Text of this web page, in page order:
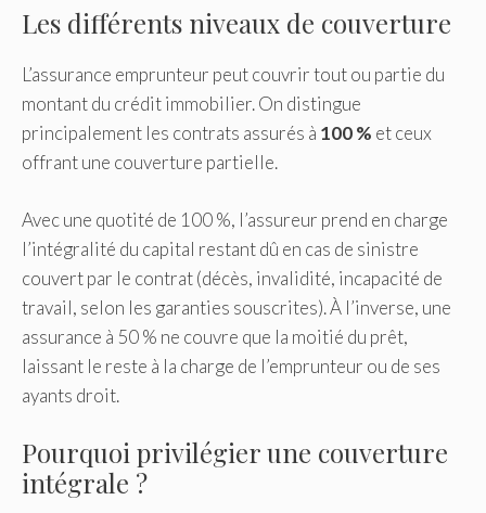
Les différents niveaux de couverture
L’assurance emprunteur peut couvrir tout ou partie du
montant du crédit immobilier. On distingue
principalement les contrats assurés à 100 % et ceux
offrant une couverture partielle.
Avec une quotité de 100 %, l’assureur prend en charge
l’intégralité du capital restant dû en cas de sinistre
couvert par le contrat (décès, invalidité, incapacité de
travail, selon les garanties souscrites). À l’inverse, une
assurance à 50 % ne couvre que la moitié du prêt,
laissant le reste à la charge de l’emprunteur ou de ses
ayants droit.
Pourquoi privilégier une couverture
intégrale ?